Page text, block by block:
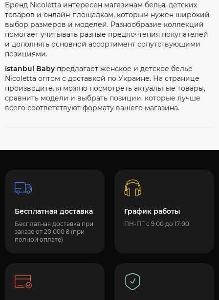
Бренд Nicoletta интересен магазинам белья, детских
товаров и онлайн-площадкам, которым нужен широкий
выбор размеров и моделей. Разнообразие коллекций
помогает учитывать разные предпочтения покупателей
и дополнять основной ассортимент сопутствующими
позициями.
Istanbul Baby предлагает женское и детское белье
Nicoletta оптом с доставкой по Украине. На странице
производителя можно посмотреть актуальные товары,
сравнить модели и выбрать позиции, которые лучше
всего соответствуют формату вашего магазина.
Бесплатная доставка
Бесплатная доставка при
заказе от 20 000 ₴ (при
полной оплате)
График работы
ПН-ПТ с 9:00 до 17:00